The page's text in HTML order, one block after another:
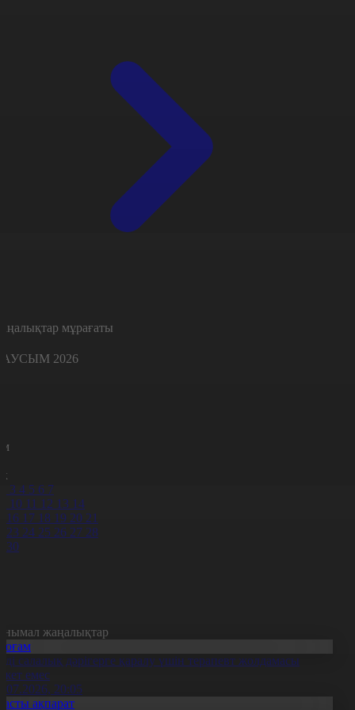
мұрағаты
2026
3 4 5 6 7
10 11 12 13 14
16 17 18 19 20 21
23 24 25 26 27 28
30
жаңалықтар
салалық дәрігерге қаралу үшін терапевт жолдамасы
емес
20:05
ақпарат